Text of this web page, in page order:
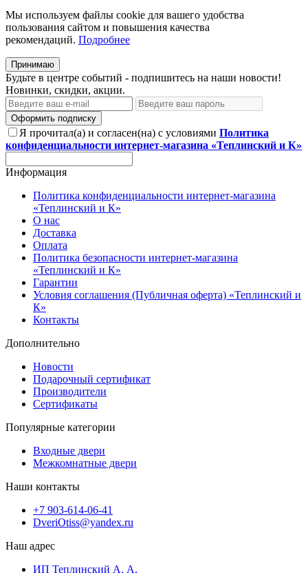
Мы используем файлы cookie для вашего удобства
пользования сайтом и повышения качества
рекомендаций. Подробнее
Принимаю
Будьте в центре событий - подпишитесь на наши новости!
Новинки, скидки, акции.
Оформить подписку
Я прочитал(а) и согласен(на) с условиями Политика
конфиденциальности интернет-магазина «Теплинский и К»
Информация
Политика конфиденциальности интернет-магазина
«Теплинский и К»
О нас
Доставка
Оплата
Политика безопасности интернет-магазина
«Теплинский и К»
Гарантии
Условия соглашения (Публичная оферта) «Теплинский и
К»
Контакты
Дополнительно
Новости
Подарочный сертификат
Производители
Сертификаты
Популярные категории
Входные двери
Межкомнатные двери
Наши контакты
+7 903-614-06-41
DveriOtiss@yandex.ru
Наш адрес
ИП Теплинский А. А.